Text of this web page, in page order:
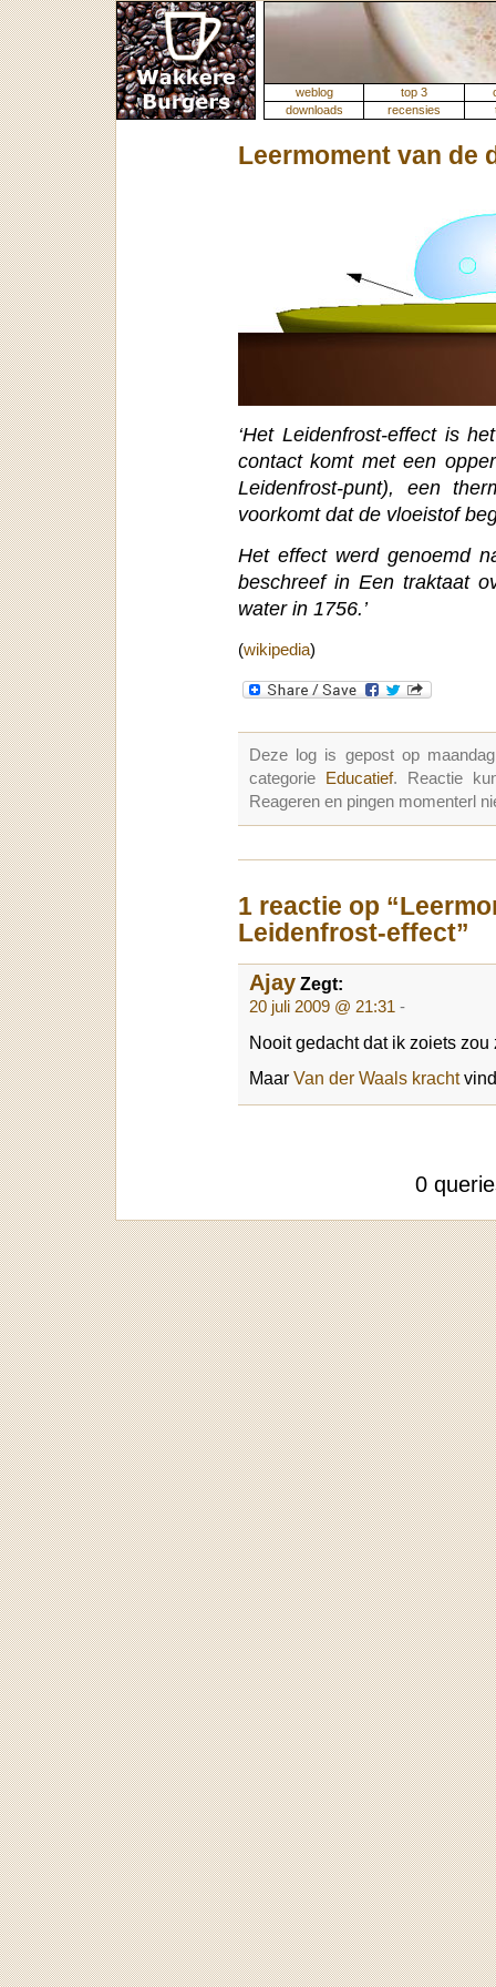
weblog top 3
downloads
recensies
Leermoment van de
‘Het Leidenfrost-effect is
contact komt met een
Leidenfrost-punt), een
voorkomt dat de vloeistof
Het effect werd genoemd
beschreef in Een traktaat
water in 1756.’
(wikipedia)
Deze log is gepost op
categorie
Educatief. Reactie
Reageren en pingen momenterl
1 reactie op
Leidenfrost-effect”
Ajay Zegt:
20 juli 2009 @ 21:31 -
Nooit gedacht dat ik zoiets zou
Maar Van der Waals kracht
0